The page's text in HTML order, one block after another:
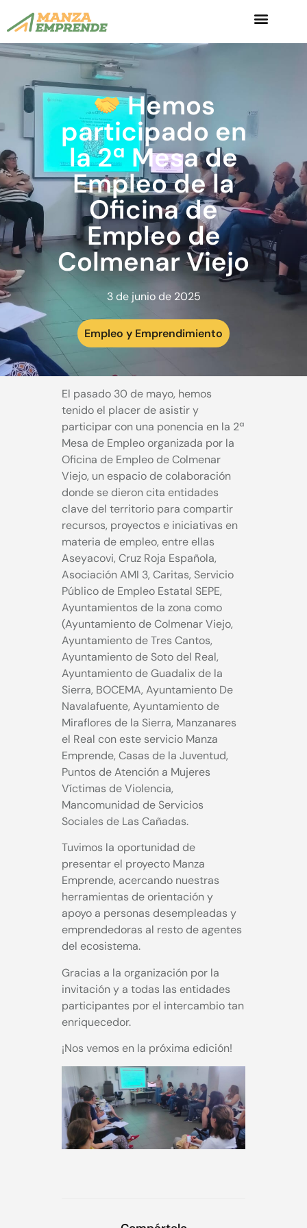
Hemos
participado en
la 2ª Mesa de
Empleo de la
Oficina de
Empleo de
Colmenar Viejo
3 de junio de 2025
Empleo y Emprendimiento
El pasado 30 de mayo, hemos
tenido el placer de asistir y
participar con una ponencia en la 2ª
Mesa de Empleo organizada por la
Oficina de Empleo de Colmenar
Viejo, un espacio de colaboración
donde se dieron cita entidades
clave del territorio para compartir
recursos, proyectos e iniciativas en
materia de empleo, entre ellas
Aseyacovi, Cruz Roja Española,
Asociación AMI 3, Caritas, Servicio
Público de Empleo Estatal SEPE,
Ayuntamientos de la zona como
(Ayuntamiento de Colmenar Viejo,
Ayuntamiento de Tres Cantos,
Ayuntamiento de Soto del Real,
Ayuntamiento de Guadalix de la
Sierra, BOCEMA, Ayuntamiento De
Navalafuente, Ayuntamiento de
Miraflores de la Sierra, Manzanares
el Real con este servicio Manza
Emprende, Casas de la Juventud,
Puntos de Atención a Mujeres
Víctimas de Violencia,
Mancomunidad de Servicios
Sociales de Las Cañadas.
Tuvimos la oportunidad de
presentar el proyecto Manza
Emprende, acercando nuestras
herramientas de orientación y
apoyo a personas desempleadas y
emprendedoras al resto de agentes
del ecosistema.
Gracias a la organización por la
invitación y a todas las entidades
participantes por el intercambio tan
enriquecedor.
¡Nos vemos en la próxima edición!